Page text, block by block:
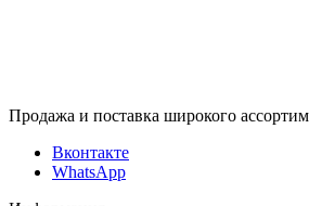
Продажа и поставка широкого
Вконтакте
WhatsApp